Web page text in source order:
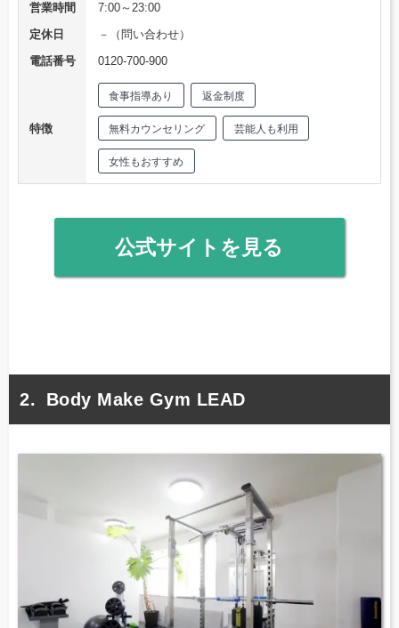
営業時間
7:00～23:00
定休日
－（問い合わせ）
電話番号
0120-700-900
特徴
食事指導あり 返金制度
無料カウンセリング 芸能人も利用
女性もおすすめ
公式サイトを見る
Body Make Gym LEAD